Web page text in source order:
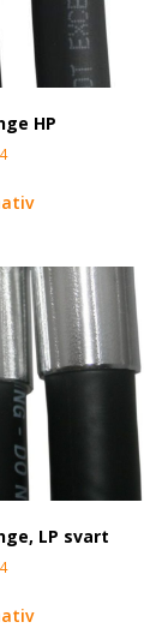
HP
LP svart